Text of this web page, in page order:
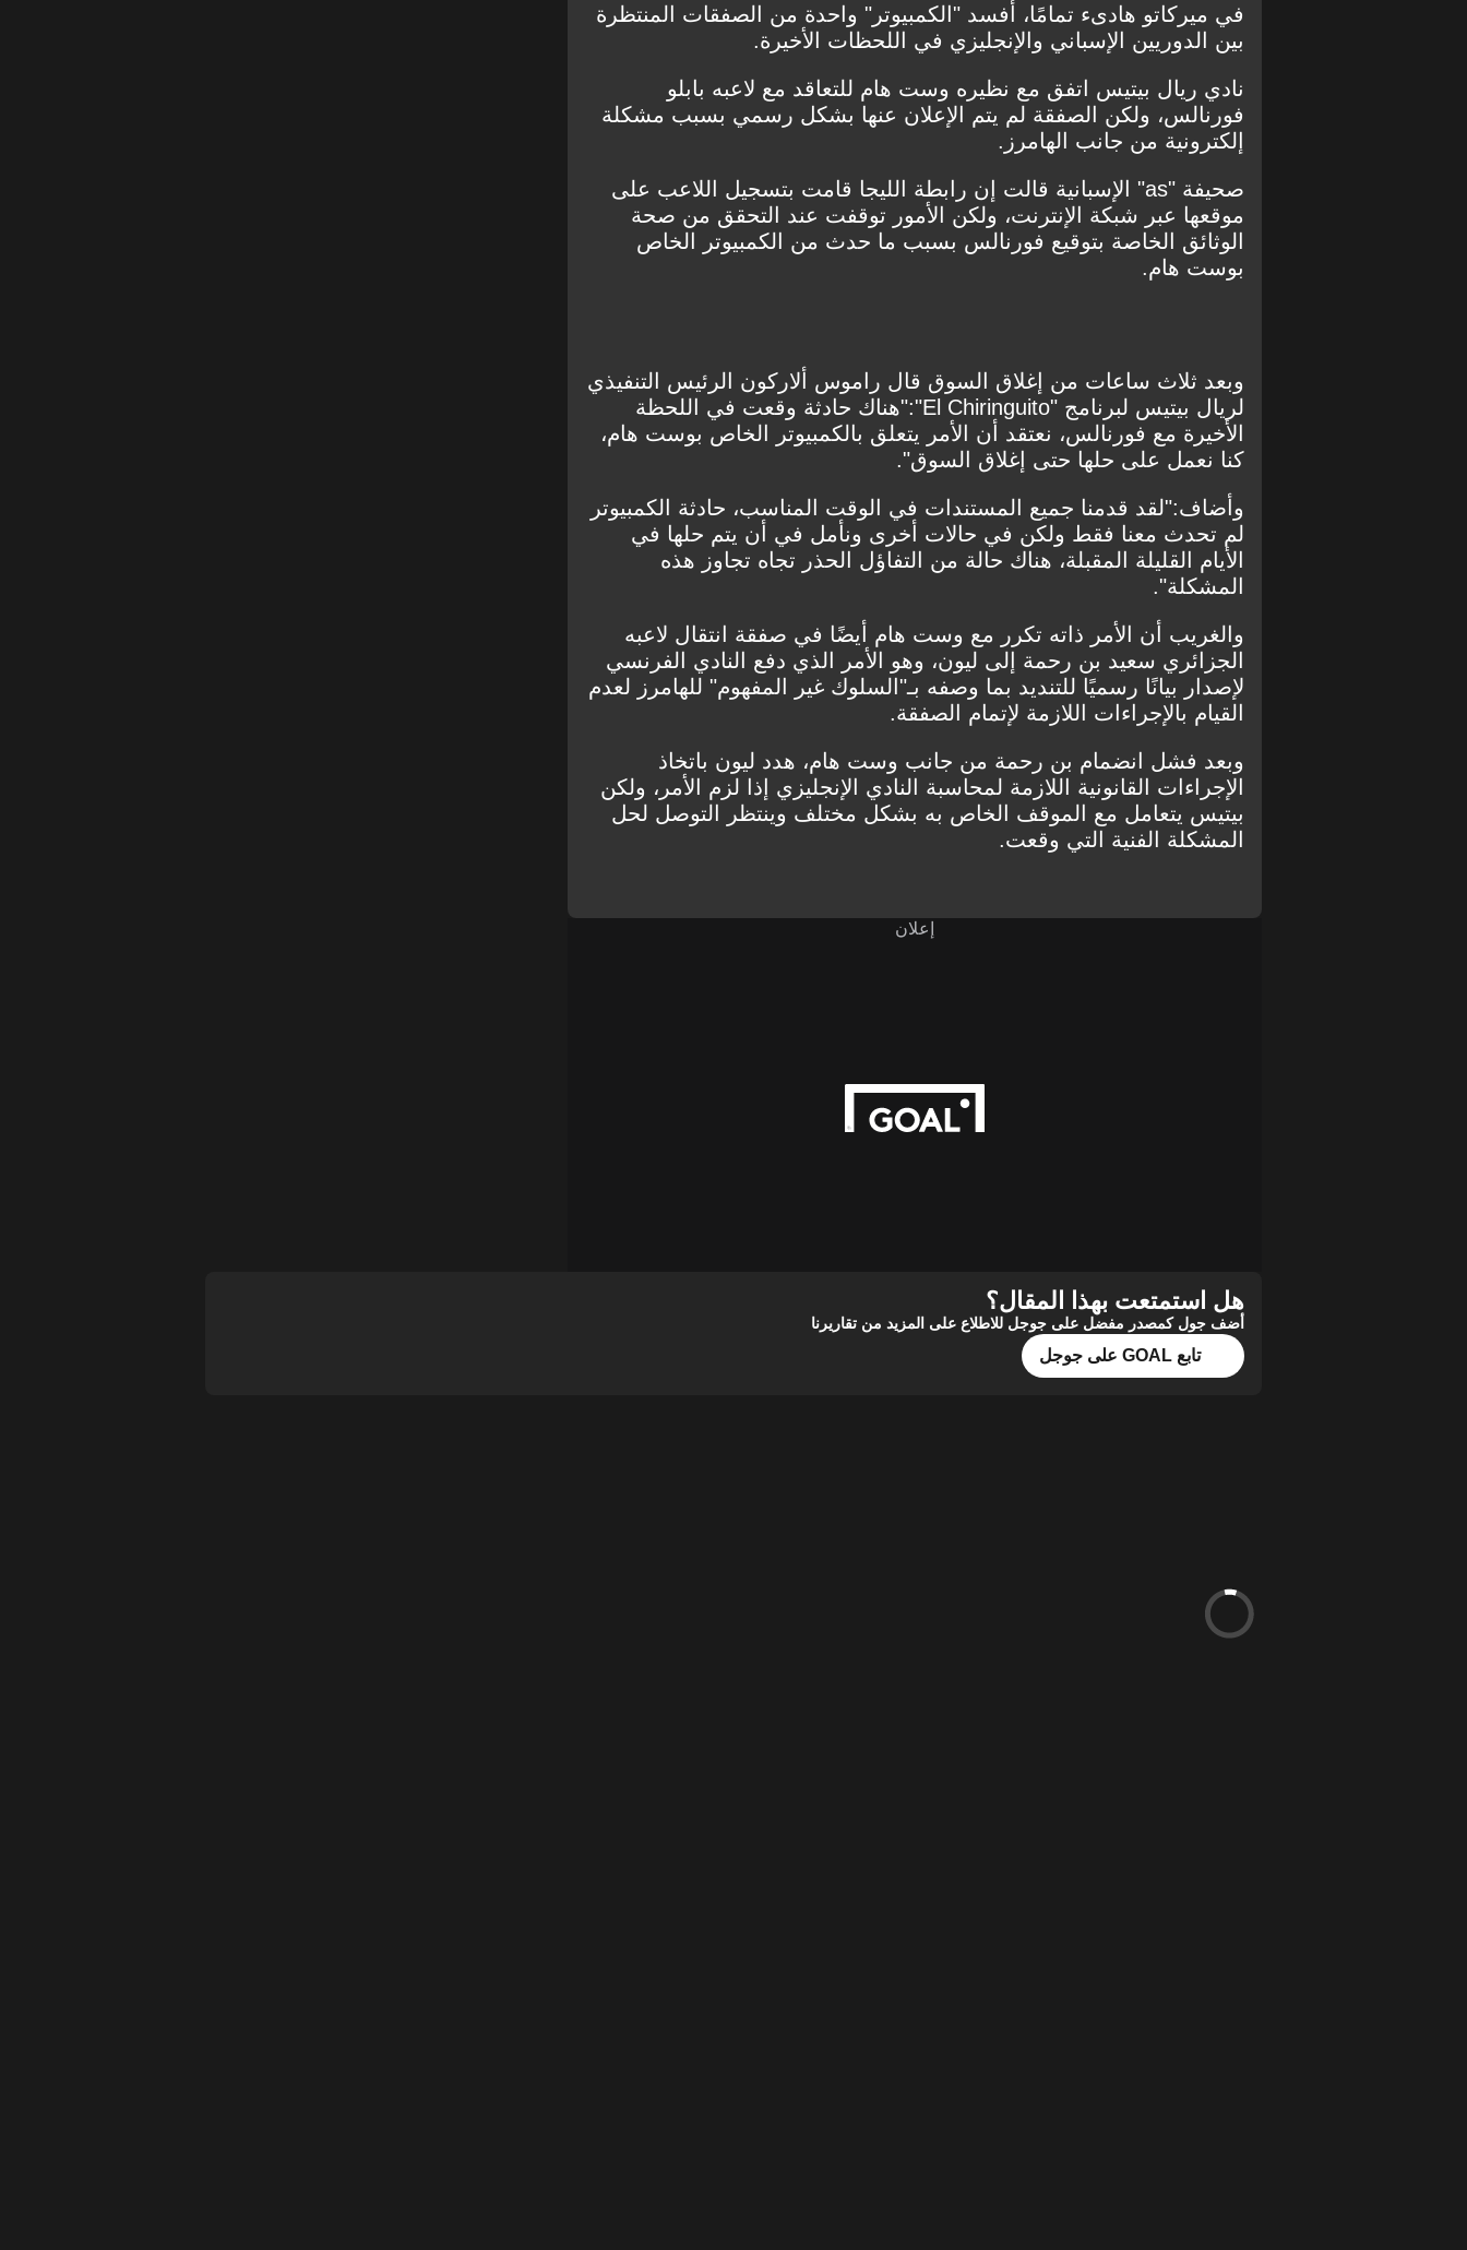
في ميركاتو هادىء تمامًا، أفسد "الكمبيوتر" واحدة من الصفقات المنتظرة
بين الدوريين الإسباني والإنجليزي في اللحظات الأخيرة.
نادي ريال بيتيس اتفق مع نظيره وست هام للتعاقد مع لاعبه بابلو
فورنالس، ولكن الصفقة لم يتم الإعلان عنها بشكل رسمي بسبب مشكلة
إلكترونية من جانب الهامرز.
صحيفة "as" الإسبانية قالت إن رابطة الليجا قامت بتسجيل اللاعب على
موقعها عبر شبكة الإنترنت، ولكن الأمور توقفت عند التحقق من صحة
الوثائق الخاصة بتوقيع فورنالس بسبب ما حدث من الكمبيوتر الخاص
بوست هام.
وبعد ثلاث ساعات من إغلاق السوق قال راموس ألاركون الرئيس التنفيذي
لريال بيتيس لبرنامج "El Chiringuito":"هناك حادثة وقعت في اللحظة
الأخيرة مع فورنالس، نعتقد أن الأمر يتعلق بالكمبيوتر الخاص بوست هام،
كنا نعمل على حلها حتى إغلاق السوق".
وأضاف:"لقد قدمنا جميع المستندات في الوقت المناسب، حادثة الكمبيوتر
لم تحدث معنا فقط ولكن في حالات أخرى ونأمل في أن يتم حلها في
الأيام القليلة المقبلة، هناك حالة من التفاؤل الحذر تجاه تجاوز هذه
المشكلة".
والغريب أن الأمر ذاته تكرر مع وست هام أيضًا في صفقة انتقال لاعبه
الجزائري سعيد بن رحمة إلى ليون، وهو الأمر الذي دفع النادي الفرنسي
لإصدار بيانًا رسميًا للتنديد بما وصفه بـ"السلوك غير المفهوم" للهامرز لعدم
القيام بالإجراءات اللازمة لإتمام الصفقة.
وبعد فشل انضمام بن رحمة من جانب وست هام، هدد ليون باتخاذ
الإجراءات القانونية اللازمة لمحاسبة النادي الإنجليزي إذا لزم الأمر، ولكن
بيتيس يتعامل مع الموقف الخاص به بشكل مختلف وينتظر التوصل لحل
المشكلة الفنية التي وقعت.
إعلان
هل استمتعت بهذا المقال؟
أضف جول كمصدر مفضل على جوجل للاطلاع على المزيد من تقاريرنا
تابع GOAL على جوجل